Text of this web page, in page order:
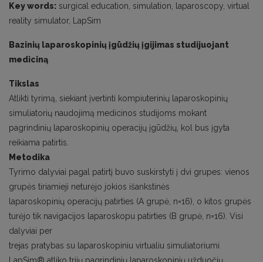
Key words: surgical education, simulation, laparoscopy, virtual
reality simulator, LapSim
Bazinių laparoskopinių įgūdžių įgijimas studijuojant
mediciną
Tikslas
Atlikti tyrimą, siekiant įvertinti kompiuterinių laparoskopinių
simuliatorių naudojimą medicinos studijoms mokant
pagrindinių laparoskopinių operacijų įgūdžių, kol bus įgyta
reikiama patirtis.
Metodika
Tyrimo dalyviai pagal patirtį buvo suskirstyti į dvi grupes: vienos
grupės tiriamieji neturėjo jokios išankstinės
laparoskopinių operacijų patirties (A grupė, n=16), o kitos grupės
turėjo tik navigacijos laparoskopu patirties (B grupė, n=16). Visi
dalyviai per
trejas pratybas su laparoskopiniu virtualiu simuliatoriumi